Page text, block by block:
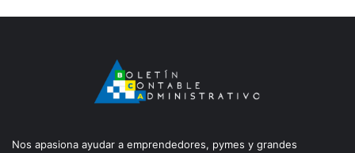
Nos apasiona ayudar a emprendedores, pymes y grandes